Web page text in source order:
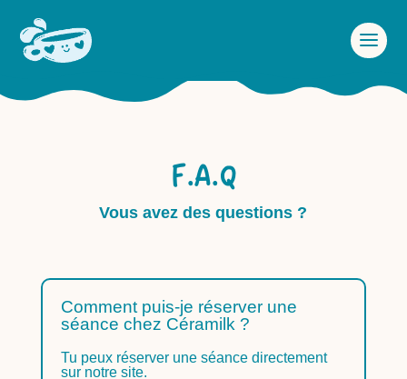
F.A.Q
Vous avez des questions ?
Comment puis-je réserver une
séance chez Céramilk ?
Tu peux réserver une séance directement
sur notre site.